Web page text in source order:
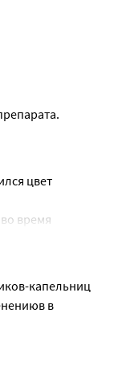
врачом в
При
в
цвет
время
Перед началом
зрения
капельниц
в